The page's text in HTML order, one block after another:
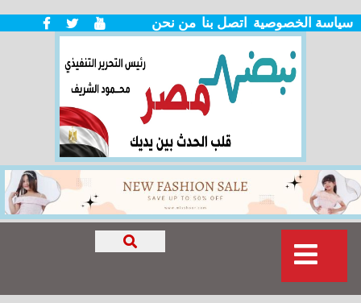
من نحن اتصل بنا سياسة الخصوصية